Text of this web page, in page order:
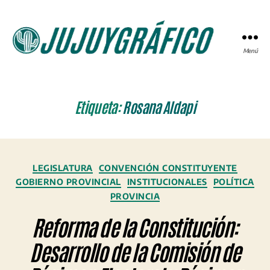
Menú
Etiqueta:Rosana Aldapi
Categorías
LEGISLATURA
CONVENCIÓN CONSTITUYENTE
GOBIERNO PROVINCIAL
INSTITUCIONALES
POLÍTICA
PROVINCIA
Reforma de la Constitución:
Desarrollo de la Comisión de